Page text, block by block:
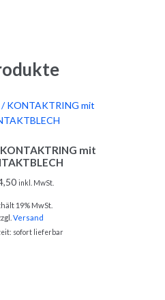
KONTAKTRING mit
inkl. MwSt.
19% MwSt.
Versand
sofort lieferbar